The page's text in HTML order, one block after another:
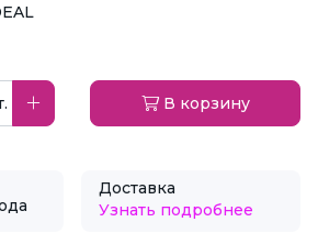
В корзину
Доставка
Узнать подробнее